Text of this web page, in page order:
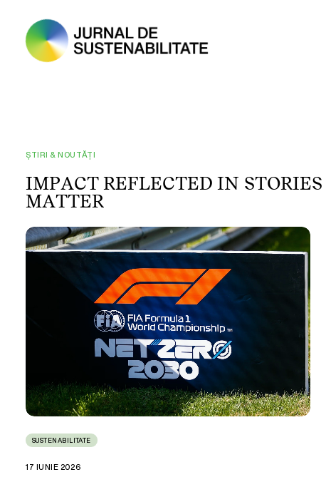
ȘTIRI & NOUTĂȚI
IMPACT REFLECTED IN STORIES
MATTER
SUSTENABILITATE
17 IUNIE 2026